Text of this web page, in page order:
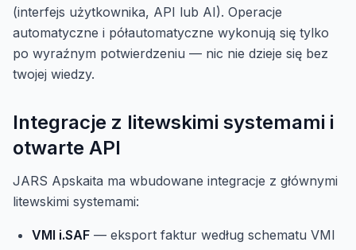
(interfejs użytkownika, API lub AI). Operacje
automatyczne i półautomatyczne wykonują się tylko
po wyraźnym potwierdzeniu — nic nie dzieje się bez
twojej wiedzy.
Integracje z litewskimi systemami i
otwarte API
JARS Apskaita ma wbudowane integracje z głównymi
litewskimi systemami:
VMI i.SAF — eksport faktur według schematu VMI